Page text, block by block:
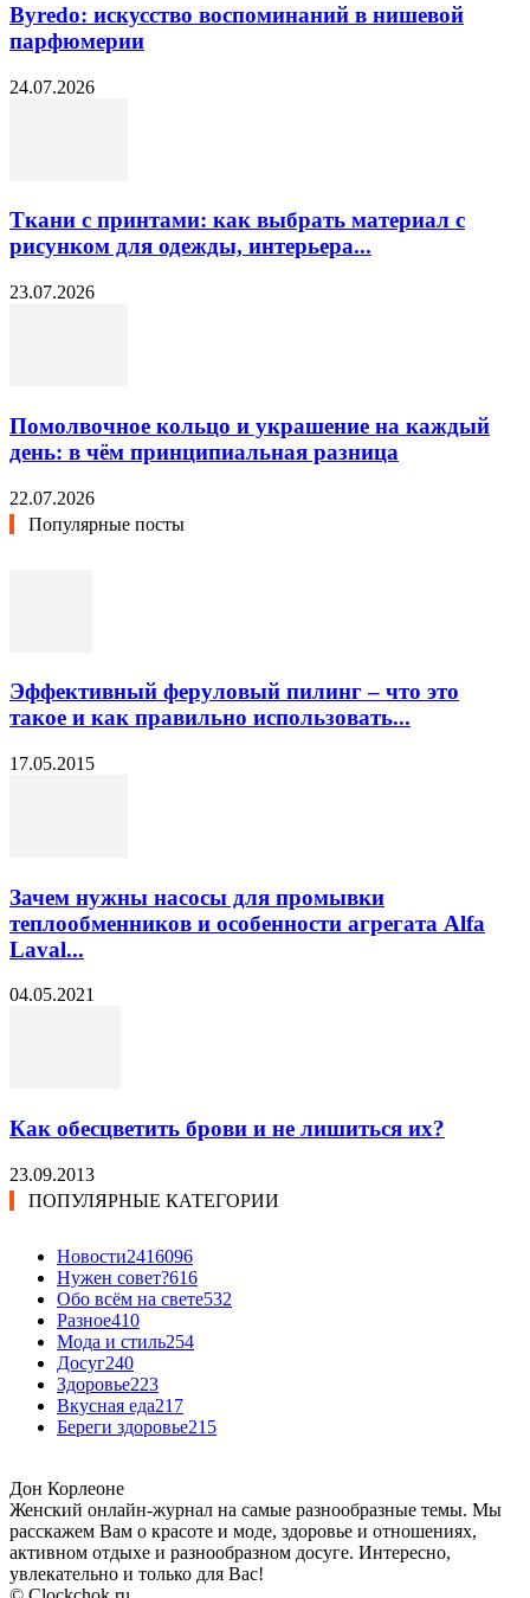
Byredo: искусство воспоминаний в нишевой
парфюмерии
24.07.2026
Ткани с принтами: как выбрать материал с
рисунком для одежды, интерьера...
23.07.2026
Помолвочное кольцо и украшение на каждый
день: в чём принципиальная разница
22.07.2026
Популярные посты
Эффективный феруловый пилинг – что это
такое и как правильно использовать...
17.05.2015
Зачем нужны насосы для промывки
теплообменников и особенности агрегата Alfa
Laval...
04.05.2021
Как обесцветить брови и не лишиться их?
23.09.2013
ПОПУЛЯРНЫЕ КАТЕГОРИИ
Новости2416096
Нужен совет?616
Обо всём на свете532
Разное410
Мода и стиль254
Досуг240
Здоровье223
Вкусная еда217
Береги здоровье215
Дон Корлеоне
Женский онлайн-журнал на самые разнообразные темы. Мы
расскажем Вам о красоте и моде, здоровье и отношениях,
активном отдыхе и разнообразном досуге. Интересно,
увлекательно и только для Вас!